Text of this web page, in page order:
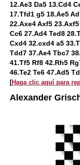
12.Ae3 Da5 13.Cd4
17.Tfd1 g5 18.Ae5
22.Axe4 Axf5
Cc6 27.Ad4 Ted8
Cxd4 32.cxd4 a5
Tdd7 37.Ae4 Tbc7
41.Tf5 Rf8 42.Rh5
46.Te2 Te6 47.Ad5
[Haga clic aquí para
Alexander